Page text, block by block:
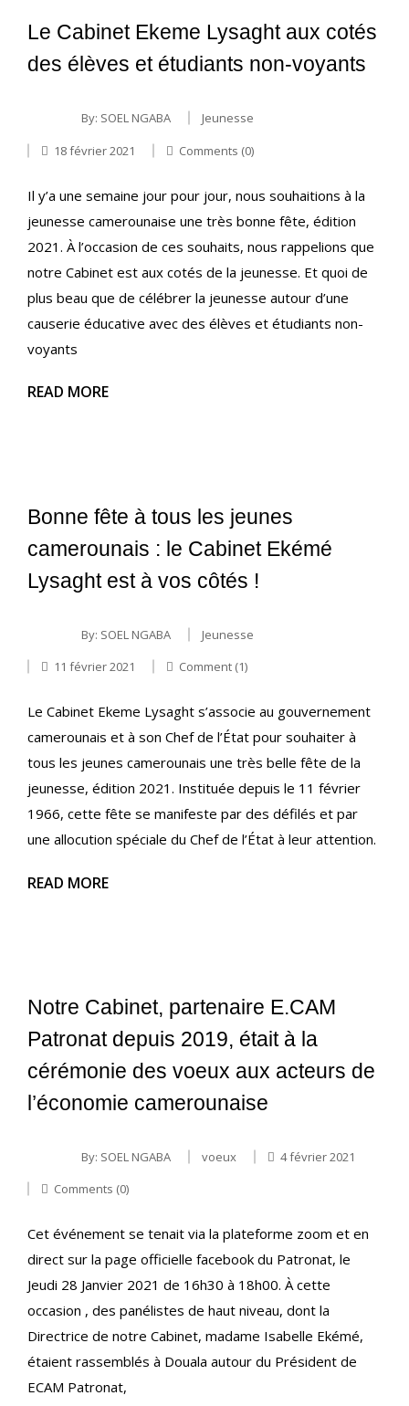
Le Cabinet Ekeme Lysaght aux cotés
des élèves et étudiants non-voyants
By: SOEL NGABA
Jeunesse
18 février 2021
Comments (0)
Il y’a une semaine jour pour jour, nous souhaitions à la
jeunesse camerounaise une très bonne fête, édition
2021. À l’occasion de ces souhaits, nous rappelions que
notre Cabinet est aux cotés de la jeunesse. Et quoi de
plus beau que de célébrer la jeunesse autour d’une
causerie éducative avec des élèves et étudiants non-
voyants
READ MORE
Bonne fête à tous les jeunes
camerounais : le Cabinet Ekémé
Lysaght est à vos côtés !
By: SOEL NGABA
Jeunesse
11 février 2021
Comment (1)
Le Cabinet Ekeme Lysaght s’associe au gouvernement
camerounais et à son Chef de l’État pour souhaiter à
tous les jeunes camerounais une très belle fête de la
jeunesse, édition 2021. Instituée depuis le 11 février
1966, cette fête se manifeste par des défilés et par
une allocution spéciale du Chef de l’État à leur attention.
READ MORE
Notre Cabinet, partenaire E.CAM
Patronat depuis 2019, était à la
cérémonie des voeux aux acteurs de
l’économie camerounaise
By: SOEL NGABA voeux
4 février 2021
Comments (0)
Cet événement se tenait via la plateforme zoom et en
direct sur la page officielle facebook du Patronat, le
Jeudi 28 Janvier 2021 de 16h30 à 18h00. À cette
occasion , des panélistes de haut niveau, dont la
Directrice de notre Cabinet, madame Isabelle Ekémé,
étaient rassemblés à Douala autour du Président de
ECAM Patronat,